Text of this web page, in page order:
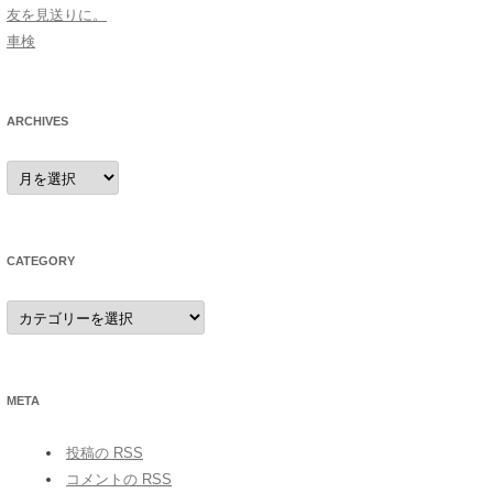
友を見送りに。
車検
ARCHIVES
archives
CATEGORY
category
META
投稿の RSS
コメントの RSS